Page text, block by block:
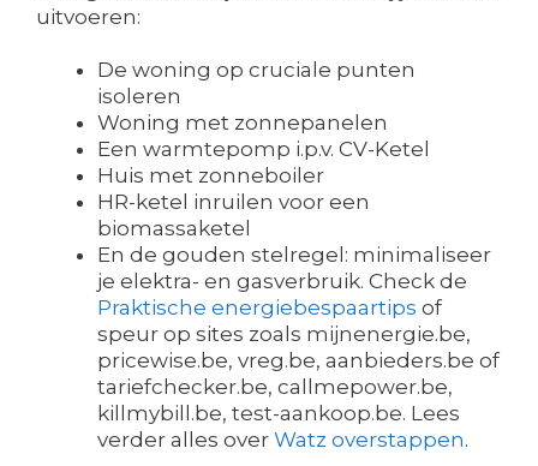
uitvoeren:
De woning op cruciale punten
isoleren
Woning met zonnepanelen
Een warmtepomp i.p.v. CV-Ketel
Huis met zonneboiler
HR-ketel inruilen voor een
biomassaketel
En de gouden stelregel: minimaliseer
je elektra- en gasverbruik. Check de
Praktische energiebespaartips of
speur op sites zoals mijnenergie.be,
pricewise.be, vreg.be, aanbieders.be of
tariefchecker.be, callmepower.be,
killmybill.be, test-aankoop.be. Lees
verder alles over Watz overstappen.